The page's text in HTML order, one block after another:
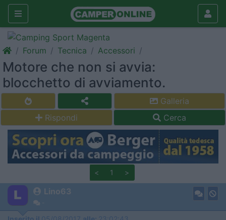
Forum Tecnica Accessori
Motore che non si avvia:
blocchetto di avviamento.
Galleria
Rispondi
Cerca
< 1 >
Lino63